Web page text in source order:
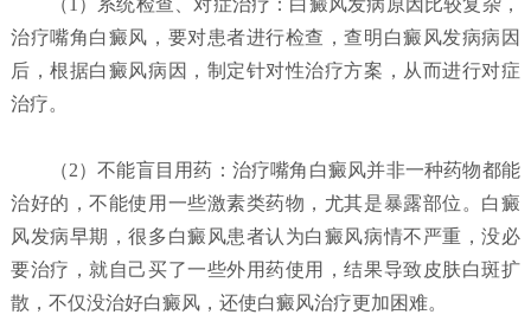
（1）系统检查、对症治疗： 白癜风发病原因比较复杂，
治疗嘴角白癜风，要对患者进行检查，查明白癜风发病病因
后，根据白癜风病因，制定针对性治疗方案，从而进行对症
治疗。
（2）不能盲目用药： 治疗嘴角白癜风并非一种药物都能
治好的，不能使用一些激素类药物，尤其是暴露部位。白癜
风发病早期，很多白癜风患者认为白癜风病情不严重，没必
要治疗，就自己买了一些外用药使用，结果导致皮肤白斑扩
散，不仅没治好白癜风，还使白癜风治疗更加困难。